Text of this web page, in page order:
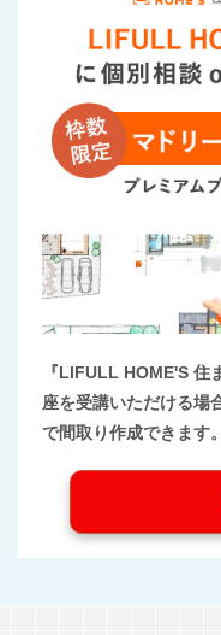
『LIFULL HOME'S 住
座を受講いただける場
で間取り作成できます。